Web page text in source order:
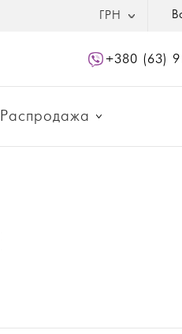
ГРН
+380 (63)
Распродажа